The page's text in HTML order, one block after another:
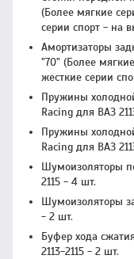
(Более мягкие
серии спорт - на
Амортизаторы
"70" (Более
жесткие серии
Пружины
Racing для ВАЗ
Пружины
Racing для ВАЗ
Шумоизоляторы
2115 - 4 шт.
Шумоизоляторы
- 2 шт.
Буфер хода
2113-2115 - 2 шт.